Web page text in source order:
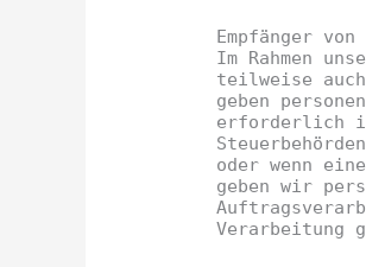
Empfänger von
Im Rahmen
teilweise
geben
erforderlich
oder wenn
geben wir
Verarbeitung